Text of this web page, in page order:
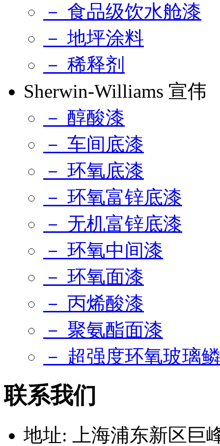
－ 食品级饮水舱漆
－ 地坪涂料
－ 稀释剂
Sherwin-Williams 宣伟
－ 醇酸漆
－ 车间底漆
－ 环氧底漆
－ 环氧富锌底漆
－ 无机富锌底漆
－ 环氧中间漆
－ 环氧面漆
－ 丙烯酸漆
－ 聚氨酯面漆
－ 超强度环氧玻璃
联系我们
地址: 上海浦东新区巨